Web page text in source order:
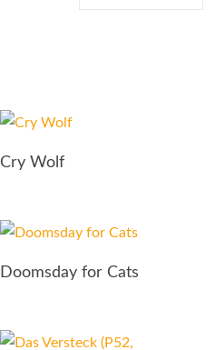
Cry Wolf
Doomsday for Cats